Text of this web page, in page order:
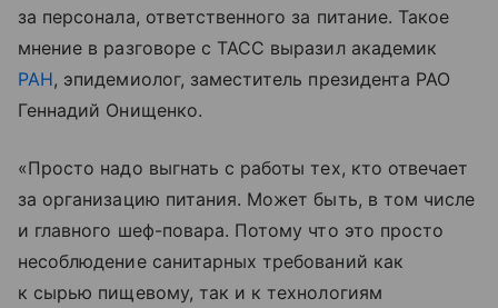
за персонала, ответственного за питание. Такое
мнение в разговоре с ТАСС выразил академик
РАН, эпидемиолог, заместитель президента РАО
Геннадий Онищенко.
«Просто надо выгнать с работы тех, кто отвечает
за организацию питания. Может быть, в том числе
и главного шеф-повара. Потому что это просто
несоблюдение санитарных требований как
к сырью пищевому, так и к технологиям